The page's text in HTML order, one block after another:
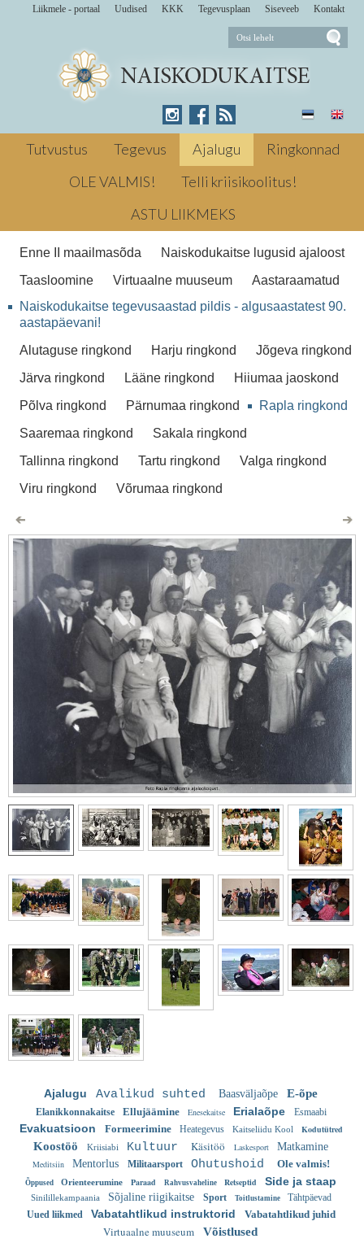
Liikmele - portaal Uudised KKK Tegevusplaan Siseveeb Kontakt
Rapla ringkond
Tutvustus Tegevus Ajalugu
Ringkonnad
OLE VALMIS!
Telli kriisikoolitus!
ASTU LIIKMEKS
Enne II maailmasõda
Naiskodukaitse lugusid ajaloost
Taasloomine
Virtuaalne muuseum
Aastaraamatud
Naiskodukaitse tegevusaastad pildis - algusaastatest 90.
aastapäevani!
Alutaguse ringkond
Harju ringkond
Jõgeva ringkond
Järva ringkond
Lääne ringkond
Hiiumaa jaoskond
Põlva ringkond
Pärnumaa ringkond
Rapla ringkond
Saaremaa ringkond
Sakala ringkond
Tallinna ringkond
Tartu ringkond
Valga ringkond
Viru ringkond
Võrumaa ringkond
Ajalugu Avalikud suhted Baasväljaõpe E-õpe
Elanikkonnakaitse Ellujäämine Enesekaitse Erialaõpe Esmaabi
Evakuatsioon Formeerimine Heategevus Kaitseliidu Kool Kodutütred
Koostöö Kriisiabi Kultuur Käsitöö Laskesport Matkamine
Meditsiin Mentorlus Militaarsport Ohutushoid Ole valmis!
Õppused Orienteerumine Paraad Rahvusvaheline Retseptid Side ja staap
Sinilillekampaania Sõjaline riigikaitse Sport Toitlustamine
Tähtpäevad
Uued liikmed
Vabatahtlikud instruktorid Vabatahtlikud juhid
Virtuaalne muuseum Võistlused